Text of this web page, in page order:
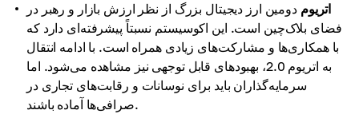
اتریوم دومین ارز دیجیتال بزرگ از نظر ارزش بازار و رهبر در
فضای بلاک‌چین است. این اکوسیستم نسبتاً پیشرفته‌ای دارد که
با همکاری‌ها و مشارکت‌های زیادی همراه است. با ادامه انتقال
به اتریوم 2.0، بهبودهای قابل توجهی نیز مشاهده می‌شود. اما
سرمایه‌گذاران باید برای نوسانات و رقابت‌های تجاری در
صرافی‌ها آماده باشند.